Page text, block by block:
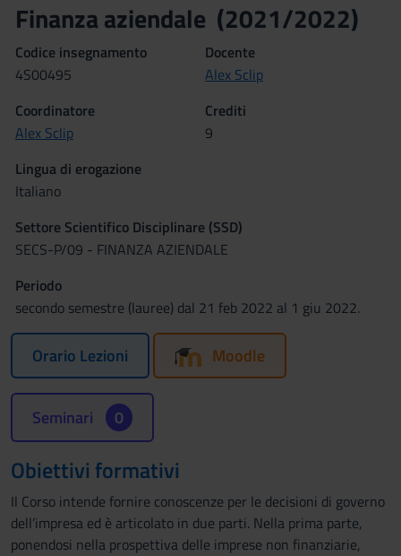
Finanza aziendale (2021/2022)
Codice insegnamento
4S00495
Docente
Alex Sclip
Coordinatore
Alex Sclip
Crediti
9
Lingua di erogazione
Italiano
Settore Scientifico Disciplinare (SSD)
SECS-P/09 - FINANZA AZIENDALE
Periodo
secondo semestre (lauree) dal 21 feb 2022 al 1 giu 2022.
Orario Lezioni Moodle
Seminari 0
Obiettivi formativi
Il Corso intende fornire conoscenze per le decisioni di governo
dell’impresa ed è articolato in due parti. Nella prima parte,
ponendosi nella prospettiva delle imprese non finanziarie,